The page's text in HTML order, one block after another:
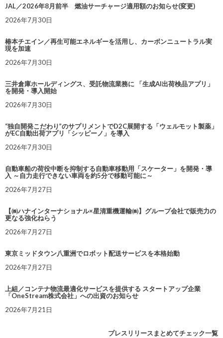
JAL／2026年8月前半 燃油サーチャージ適用額のお知らせ(変更)
2026年7月30日
椿本チエイン／再生可能エネルギーを活用し、カーボンニュートラル実
現を加速
2026年7月30日
三井倉庫ホールディングス、受託物流業務に 「生成AI出荷検品アプリ」
を開発・導入開始
2026年7月30日
“独自開発こだわり”のサプリメントでD2C展開する「ウェルモット製薬」
がEC自動出荷アプリ「シッピーノ」を導入
2026年7月30日
自動車船の荷役中断を抑制する自動車移動用「スケーター」を開発・導
入 ～自力走行できない車両を約5分で移動可能に～
2026年7月27日
【㈱ハナインターナショナル×星清重機運輸㈱】グループ会社で販売力の
更なる強化ねらう
2026年7月27日
東京ミッドタウン八重洲でロボット配送サービスを本格始動
2026年7月27日
上組／コンテナ物流最適化サービスを提供する スタートアップ企業
「OneStream株式会社」への出資のお知らせ
2026年7月21日
プレスリリースまとめてチェック一覧